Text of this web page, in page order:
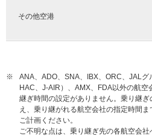
その他空港
※
ANA、ADO、SNA、IBX、ORC、JALグ
HAC、J-AIR）、AMX、FDA以外の航空
継ぎ時間の設定がありません。乗り継
え、乗り継がれる航空会社の指定時間
ご計画ください。
ご不明な点は、乗り継ぎ先の各航空会社